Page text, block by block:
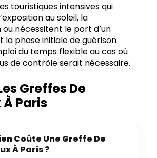
touristiques intensives qui
au soleil, la
ou nécessitent le port d’un
la phase initiale de guérison.
du temps flexible au cas où
de contrôle serait nécessaire.
Greffes De
Paris
Coûte Une Greffe De
À Paris ?